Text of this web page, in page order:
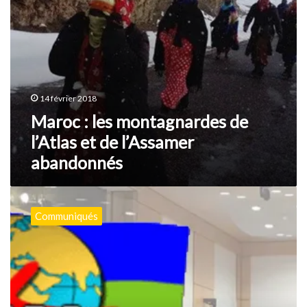
abandonnés
14 février 2018
Maroc : les montagnardes de
l’Atlas et de l’Assamer
abandonnés
Le
CMA
condamne
les
discriminations
anti-
Amazighs
Communiqués